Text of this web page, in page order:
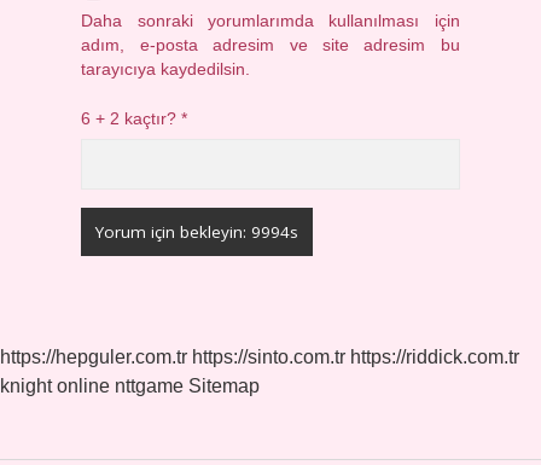
Daha sonraki yorumlarımda kullanılması için
adım, e-posta adresim ve site adresim bu
tarayıcıya kaydedilsin.
6 + 2 kaçtır?*
https://hepguler.com.tr https://sinto.com.tr https://riddick.com.tr
knight online nttgame Sitemap